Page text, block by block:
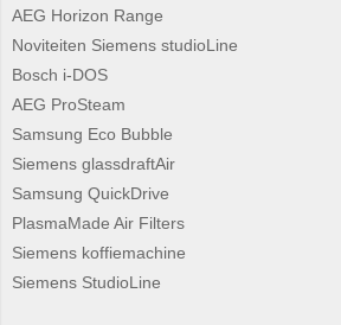
AEG Horizon Range
Noviteiten Siemens studioLine
Bosch i-DOS
AEG ProSteam
Samsung Eco Bubble
Siemens glassdraftAir
Samsung QuickDrive
PlasmaMade Air Filters
Siemens koffiemachine
Siemens StudioLine